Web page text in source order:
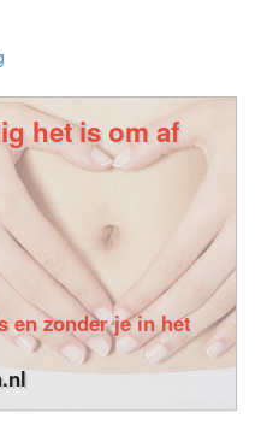
het is om af
en zonder je in het